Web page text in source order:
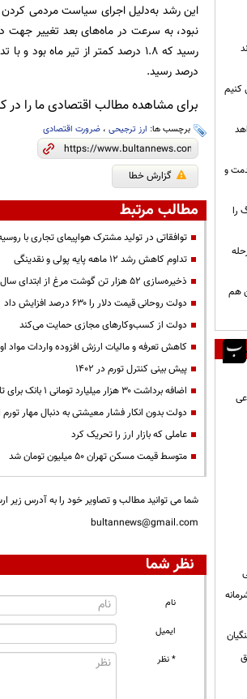
این رشد به‌دلیل اجرای سیاست مردمی کردن
درصد رسید.
برای مشاهده مطالب اقتصادی ما را در
برچسب ها: ارز ترجیحی، ضرورت اقتصادی
گزارش خطا
مطالب مرتبط
توافقاتی در تولید مشترک هواپیمای تجاری با
تداوم کاهش رشد ۱۲ ماهه پایه پولی و نقدینگی
ذخیره‌سازی ۵۲ هزار تن گوشت مرغ از ابتدای سال
دولت روحانی قیمت دلار را ۶۳۰ درصد افزایش داد
دولت از کسب‌وکارهای مجازی حمایت می‌کند
کاهش تعرفه و مالیات ارزش افزوده واردات مواد
پیش بینی کنترل تورم در ۱۴۰۲
اضافه برداشت ۳۰ هزار میلیارد تومانی ۱ بانک برای تامین نقدینگی خواهی ۲ شرکت دولتی
دولت بدون انکار فشار معیشتی به دنبال مهار
عاملی که بازار ارز را تحریک کرد
متوسط قیمت مسکن تهران ۵۰ میلیون تومان شد
شما می توانید مطالب و تصاویر خود را به آدرس زیر
bultannews@gmail.com
نظر شما
نام
ایمیل
* نظر
کنیم
خدمت و
را
به مرحله
هم